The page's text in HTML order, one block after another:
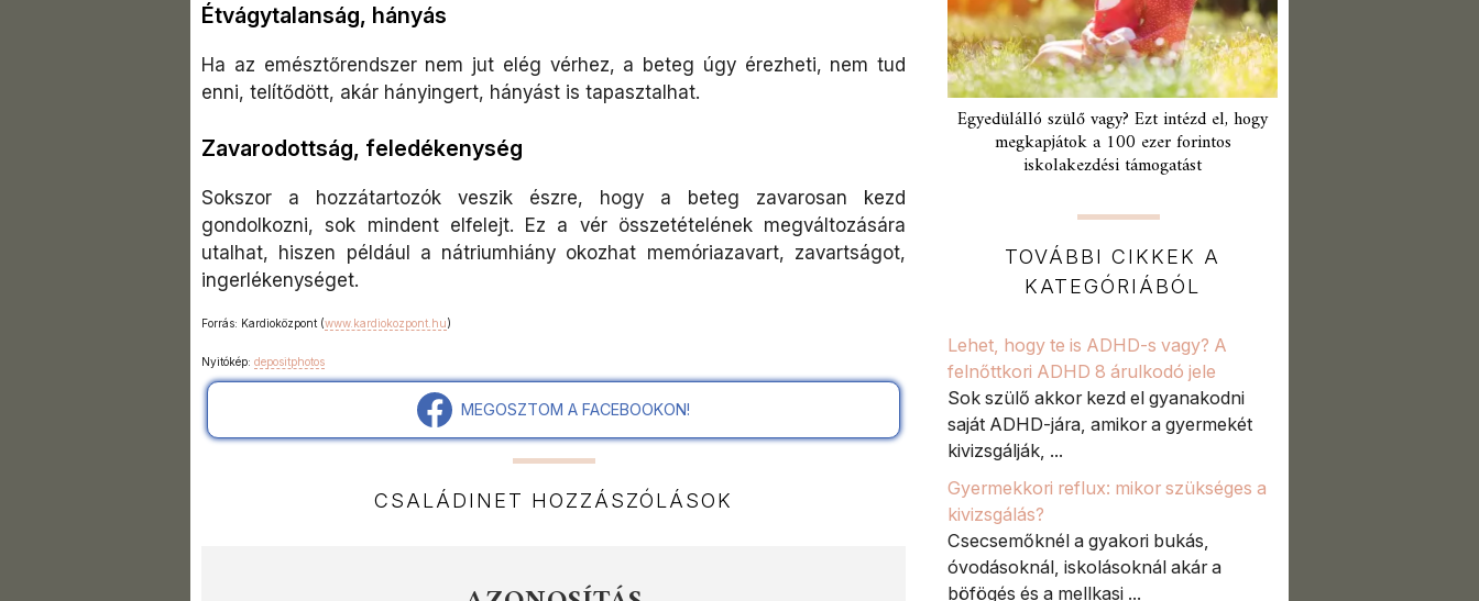
Étvágytalanság, hányás
Ha az emésztőrendszer nem jut elég vérhez, a beteg úgy érezheti, nem tud
enni, telítődött, akár hányingert, hányást is tapasztalhat.
Zavarodottság, feledékenység
Sokszor a hozzátartozók veszik észre, hogy a beteg zavarosan kezd
gondolkozni, sok mindent elfelejt. Ez a vér összetételének megváltozására
utalhat, hiszen például a nátriumhiány okozhat memóriazavart, zavartságot,
ingerlékenységet.
Forrás: Kardioközpont (www.kardiokozpont.hu)
Nyitókép: depositphotos
MEGOSZTOM A FACEBOOKON!
CSALÁDINET HOZZÁSZÓLÁSOK
Egyedülálló szülő vagy? Ezt intézd el, hogy
megkapjátok a 100 ezer forintos
iskolakezdési támogatást
TOVÁBBI CIKKEK A
KATEGÓRIÁBÓL
Lehet, hogy te is ADHD-s vagy? A
felnőttkori ADHD 8 árulkodó jele
Sok szülő akkor kezd el gyanakodni
saját ADHD-jára, amikor a gyermekét
kivizsgálják, ...
Gyermekkori reflux: mikor szükséges a
kivizsgálás?
Csecsemőknél a gyakori bukás,
óvodásoknál, iskolásoknál akár a
böfögés és a mellkasi ...